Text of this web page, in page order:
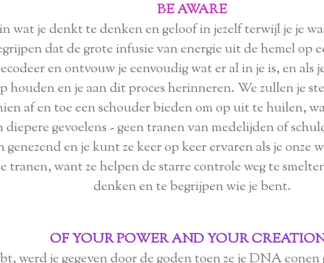
BE AWARE
wat je denkt te denken en geloof in jezelf terwijl je je
dat de grote infusie van energie uit de hemel op
en ontvouw je eenvoudig wat er al in je is, en als
houden en je aan dit proces herinneren. We zullen je
af en toe een schouder bieden om op uit te huilen,
gevoelens - geen tranen van medelijden of
en je kunt ze keer op keer ervaren als je onze
tranen, want ze helpen de starre controle weg te
denken en te begrijpen wie je bent.
OF YOUR POWER AND YOUR
werd je gegeven door de goden toen ze je DNA